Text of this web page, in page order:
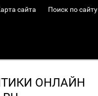
сайта Поиск по сайту
ОНЛАЙН